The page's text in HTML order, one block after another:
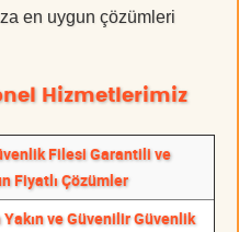
en uygun çözümleri
Hizmetlerimiz
Filesi Garantili ve
Fiyatlı Çözümler
Yakın ve Güvenilir Güvenlik